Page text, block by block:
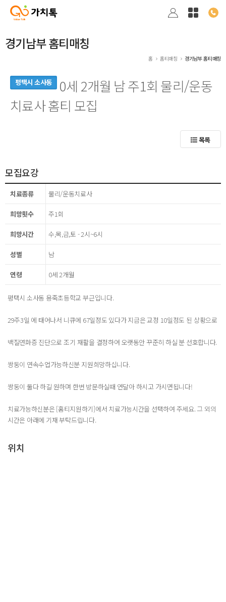
경기남부 홈티매칭
홈 홈티매칭 경기남부 홈티매칭
평택시 소사동
0세 2개월 남 주1회 물리/운동
치료사 홈티 모집
목록
모집요강
치료종류 물리/운동치료사
희망횟수 주1회
희망시간 수,목,금,토 - 2시~6시
성별 남
연령 0세 2개월
평택시 소사동 용죽초등학교 부근입니다.
29주3일 에 태어나서 니큐에 67일정도 있다가 지금은 교정 10일정도 된 상황으로
백질연화증 진단으로 조기 재활을 결정하여 오랫동안 꾸준히 하실 분 선호합니다.
쌍둥이 연속수업가능하신분 지원희망하십니다.
쌍둥이 둘다 하길 원하며 한번 방문하실때 연달아 하시고 가시면됩니다!
치료가능하신분은 [홈티지원하기]에서 치료가능시간을 선택하여 주세요. 그 외의
시간은 아래에 기재 부탁드립니다.
위치